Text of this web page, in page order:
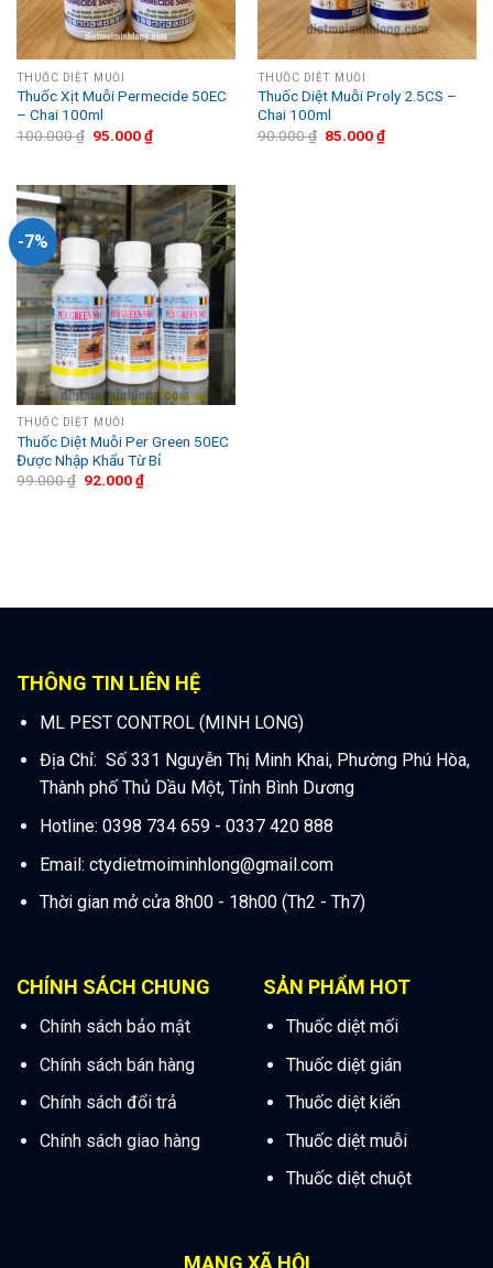
THUỐC DIỆT MUỖI
Thuốc Xịt Muỗi Permecide 50EC
– Chai 100ml
100.000₫ 95.000₫
THUỐC DIỆT MUỖI
Thuốc Diệt Muỗi Proly 2.5CS –
Chai 100ml
90.000₫ 85.000₫
-7%
THUỐC DIỆT MUỖI
Thuốc Diệt Muỗi Per Green 50EC
Được Nhập Khẩu Từ Bỉ
99.000₫ 92.000₫
THÔNG TIN LIÊN HỆ
ML PEST CONTROL (MINH LONG)
Địa Chỉ: Số 331 Nguyễn Thị Minh Khai, Phường Phú Hòa,
Thành phố Thủ Dầu Một, Tỉnh Bình Dương
Hotline: 0398 734 659 - 0337 420 888
Email: ctydietmoiminhlong@gmail.com
Thời gian mở cửa 8h00 - 18h00 (Th2 - Th7)
CHÍNH SÁCH CHUNG
Chính sách bảo mật
Chính sách bán hàng
Chính sách đổi trả
Chính sách giao hàng
SẢN PHẨM HOT
Thuốc diệt mối
Thuốc diệt gián
Thuốc diệt kiến
Thuốc diệt muỗi
Thuốc diệt chuột
MẠNG XÃ HỘI